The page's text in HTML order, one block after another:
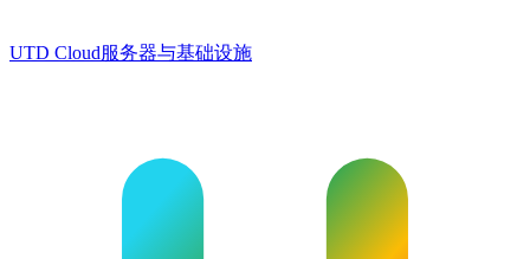
UTD Cloud服务器与基础设施